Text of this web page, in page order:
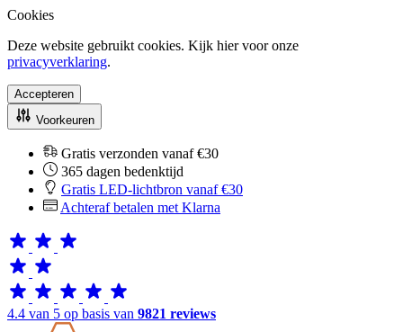
Cookies
Deze website gebruikt cookies. Kijk hier voor onze
privacyverklaring.
Accepteren
Voorkeuren
Gratis verzonden vanaf €30
365 dagen bedenktijd
Gratis LED-lichtbron vanaf €30
Achteraf betalen met Klarna
4.4 van 5 op basis van 9821 reviews